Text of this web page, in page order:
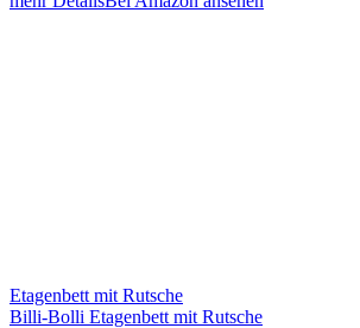
Etagenbett mit Rutsche
Billi-Bolli Etagenbett mit Rutsche